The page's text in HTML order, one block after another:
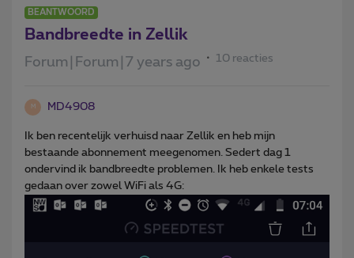
BEANTWOORD
Bandbreedte in Zellik
Forum|Forum|7 years ago 10 reacties
M MD4908
Ik ben recentelijk verhuisd naar Zellik en heb mijn
bestaande abonnement meegenomen. Sedert dag 1
ondervind ik bandbreedte problemen. Ik heb enkele tests
gedaan over zowel WiFi als 4G: